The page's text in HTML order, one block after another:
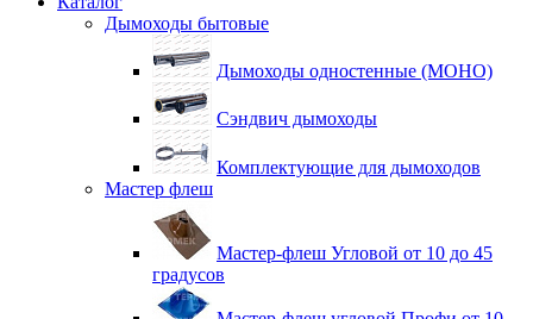
Дымоходы бытовые
Дымоходы одностенные (МОНО)
Сэндвич дымоходы
Комплектующие для дымоходов
Мастер флеш
Мастер-флеш Угловой от 10 до 45
градусов